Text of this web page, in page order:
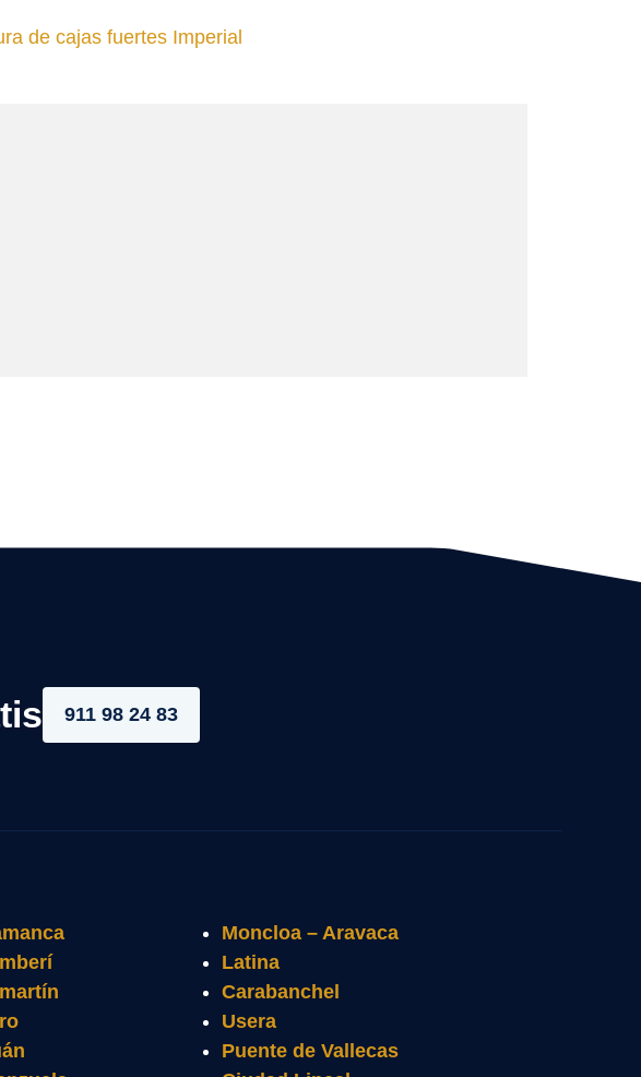
de cajas fuertes Imperial
911 98 24 83
Moncloa – Aravaca
Latina
Carabanchel
Usera
Puente de Vallecas